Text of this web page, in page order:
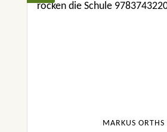
MARKUS ORTHS